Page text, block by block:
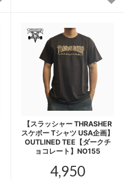
【スラッシャー THRASHER
スケボー Tシャツ USA企画】
OUTLINED TEE【ダークチ
ョコレート】NO155
4,950